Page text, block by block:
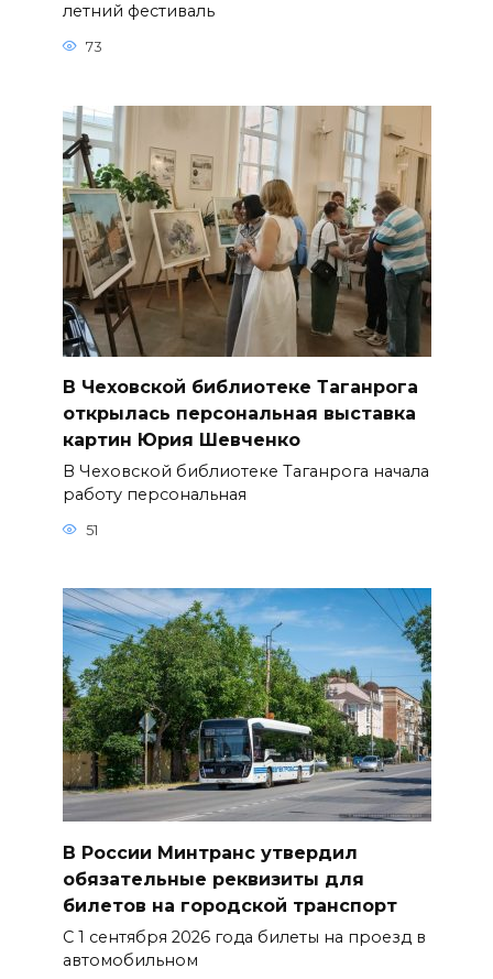
летний фестиваль
73
В Чеховской библиотеке Таганрога
открылась персональная выставка
картин Юрия Шевченко
В Чеховской библиотеке Таганрога начала
работу персональная
51
В России Минтранс утвердил
обязательные реквизиты для
билетов на городской транспорт
С 1 сентября 2026 года билеты на проезд в
автомобильном